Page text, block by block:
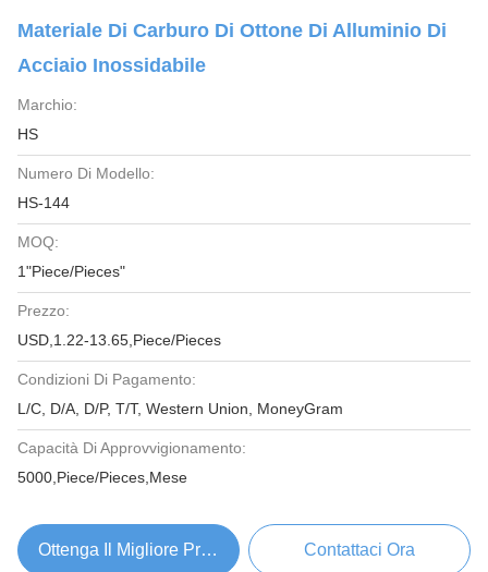
Materiale Di Carburo Di Ottone Di Alluminio Di
Acciaio Inossidabile
Marchio:
HS
Numero Di Modello:
HS-144
MOQ:
1"Piece/Pieces"
Prezzo:
USD,1.22-13.65,Piece/Pieces
Condizioni Di Pagamento:
L/C, D/A, D/P, T/T, Western Union, MoneyGram
Capacità Di Approvvigionamento:
5000,Piece/Pieces,Mese
Ottenga Il Migliore Prezzo Contattaci Ora